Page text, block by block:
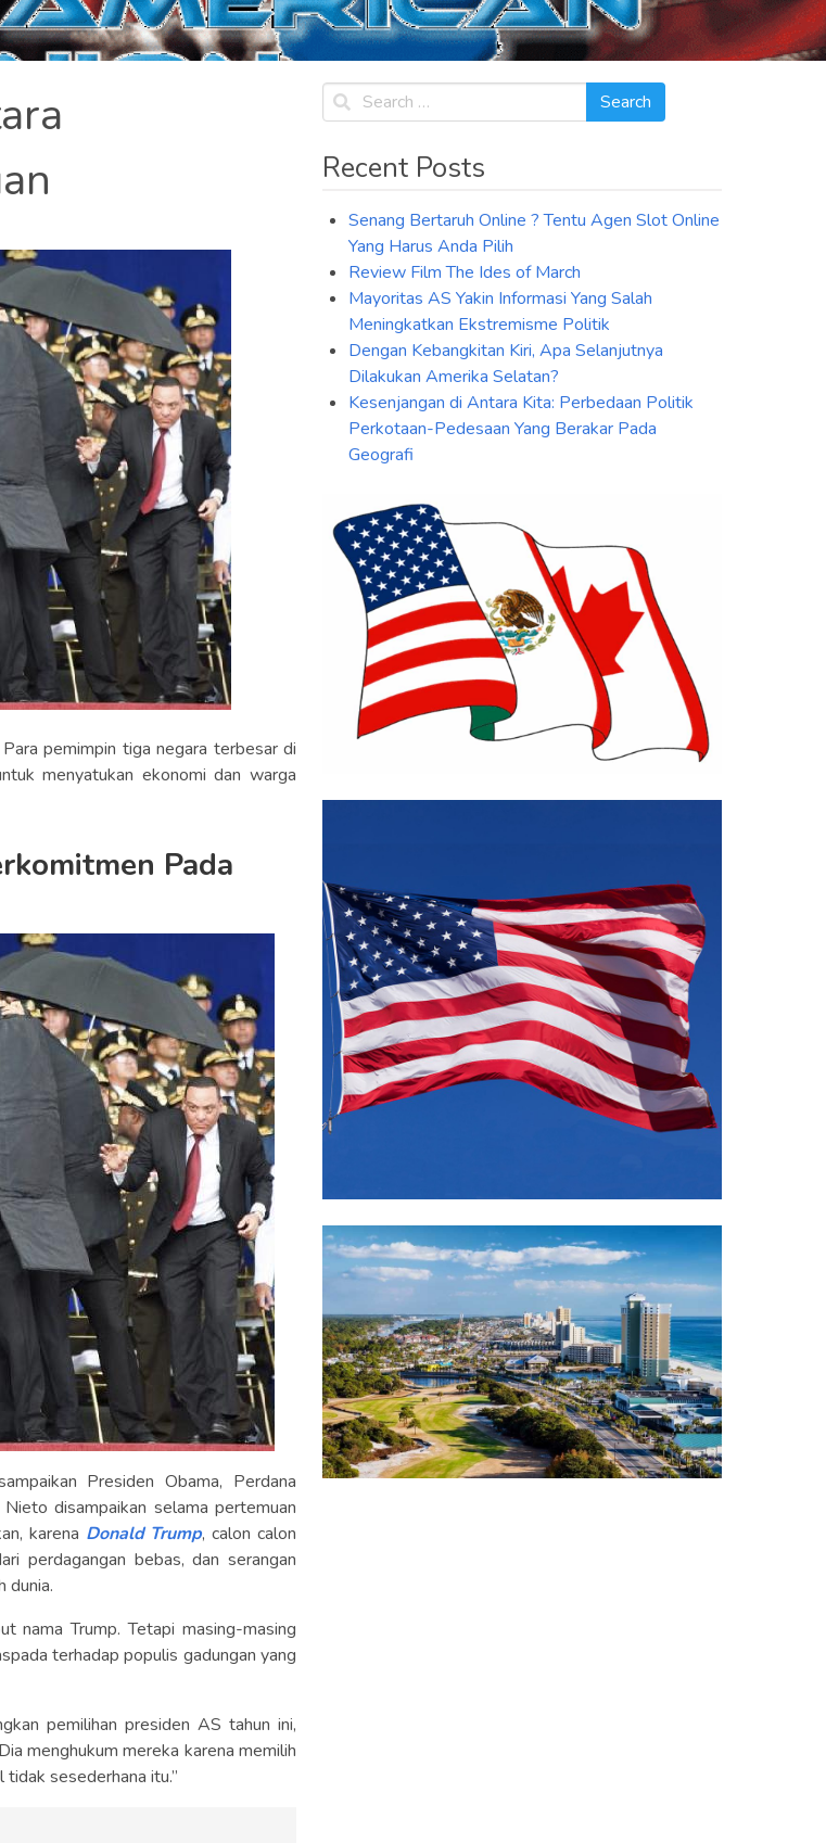
pemimpin tiga negara terbesar di
menyatukan ekonomi dan warga
Pada
Presiden Obama, Perdana
disampaikan selama pertemuan
karena Donald Trump, calon calon
perdagangan bebas, dan serangan
dunia.
nama Trump. Tetapi masing-masing
terhadap populis gadungan yang
pemilihan presiden AS tahun ini,
menghukum mereka karena memilih
tidak sesederhana itu.”
Recent Posts
Senang Bertaruh Online ? Tentu Agen Slot Online
Yang Harus Anda Pilih
Review Film The Ides of March
Mayoritas AS Yakin Informasi Yang Salah
Meningkatkan Ekstremisme Politik
Dengan Kebangkitan Kiri, Apa Selanjutnya
Dilakukan Amerika Selatan?
Kesenjangan di Antara Kita: Perbedaan Politik
Perkotaan-Pedesaan Yang Berakar Pada
Geografi